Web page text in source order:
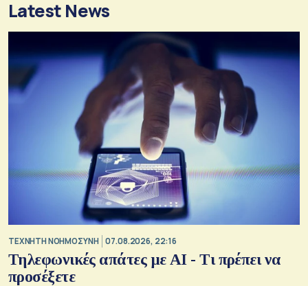
Latest News
TΕΧΝΗΤΗ ΝΟΗΜΟΣΥΝΗ 07.08.2026, 22:16
Τηλεφωνικές απάτες με ΑΙ - Τι πρέπει να
προσέξετε